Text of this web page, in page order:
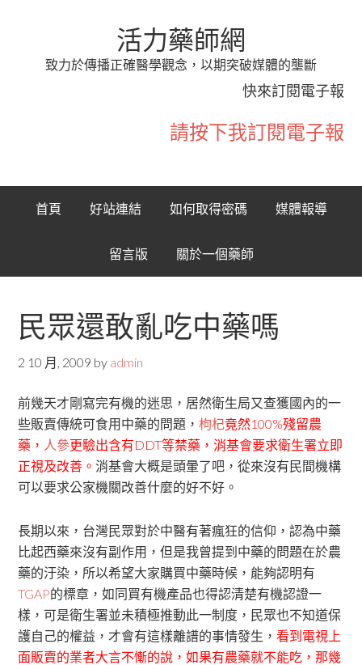
活力藥師網
致力於傳播正確醫學觀念，以期突破媒體的壟斷
快來訂閱電子報
請按下我訂閱電子報
首頁 好站連結 如何取得密碼 媒體報導
留言版 關於一個藥師
民眾還敢亂吃中藥嗎
2 10 月, 2009 by admin
前幾天才剛寫完有機的迷思，居然衛生局又查獲國內的一
些販賣傳統可食用中藥的問題，枸杞竟然100%殘留農
藥， 人參更驗出含有DDT等禁藥，消基會要求衛生署立即
正視及改善。消基會大概是頭暈了吧，從來沒有民間機構
可以要求公家機關改善什麼的好不好。
長期以來，台灣民眾對於中醫有著瘋狂的信仰，認為中藥
比起西藥來沒有副作用，但是我曾提到中藥的問題在於農
藥的汙染，所以希望大家購買中藥時候，能夠認明有
TGAP的標章，如同買有機產品也得認清楚有機認證一
樣，可是衛生署並未積極推動此一制度，民眾也不知道保
護自己的權益，才會有這樣離譜的事情發生，看到電視上
面販賣的業者大言不慚的說，如果有農藥就不能吃，那幾